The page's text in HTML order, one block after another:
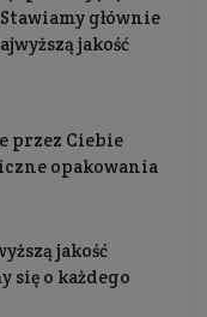
głównie
jakość
przez Ciebie
opakowania
jakość
się o każdego